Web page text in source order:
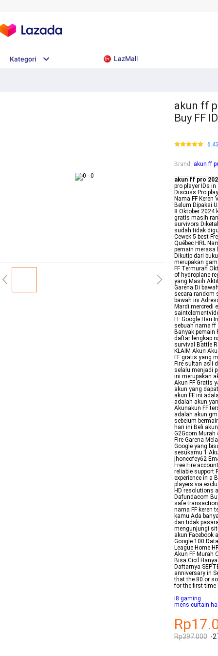
Kategori LazMall
akun ff
Buy FF
Brand : akun ff
akun ff pro
pro player IDs
Discuss Pro
Nama FF Keren
Belum Dipakai
8 Oktober 2024
gratis masih
survivors
sudah tidak
Cewek 5 best
Québec HRL
pemain merasa
Dikutip dari
merupakan
FF Termurah
of hydroplane
yang Masih
Garena Di
secara random
bawah ini
Mardi mercredi
FF Google Hari
sebuah nama ff
Banyak pemain
daftar lengkap
survival Battle
KLAIM Akun
FF gratis yang
Fire sultan asli
selalu menjadi
ini merupakan
Akun FF Gratis
akun yang
akun FF ini
adalah akun
Akunakun FF
adalah akun
sebelum
hari ini Beli
G2Gcom Murah
Fire Garena
Google yang
sesukamu 1
jhoncofey62
Free Fire
reliable support
experience in a
players via
HD resolutions
Dafundacom
safe
nama FF keren
kamu Ada
dan tidak
mengunjungi
akun Facebook
Google 100
League Home
Akun FF Murah
Bisa Cicil
Daftarnya
anniversary in
that the 80 or
for the first time
i8 gaming
mens curtain
Rp397.000 -